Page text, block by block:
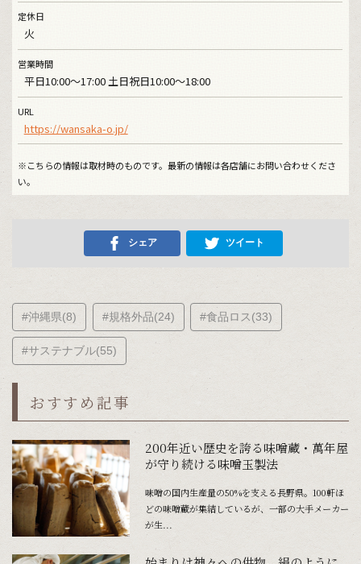
定休日
火
営業時間
平日10:00～17:00 土日祝日10:00～18:00
URL
https://wansaka-o.jp/
※こちらの情報は取材時のものです。最新の情報は各店舗にお問い合わせくださ
い。
シェア ツイート
#沖縄県(8) #規格外品(24) #食品ロス(33)
#サステナブル(55)
おすすめ記事
200年近い歴史を誇る味噌蔵・萬年屋
が守り続ける味噌玉製法
味噌の国内生産量の50%を支える長野県。100軒ほ
どの味噌蔵が集結しているが、一部の大手メーカー
が生...